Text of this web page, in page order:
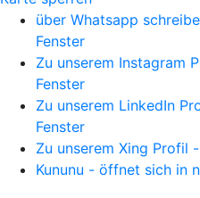
über Whatsapp
Fenster
Zu unserem Instagram
Fenster
Zu unserem LinkedIn
Fenster
Zu unserem Xing Profil
Kununu - öffnet sich in